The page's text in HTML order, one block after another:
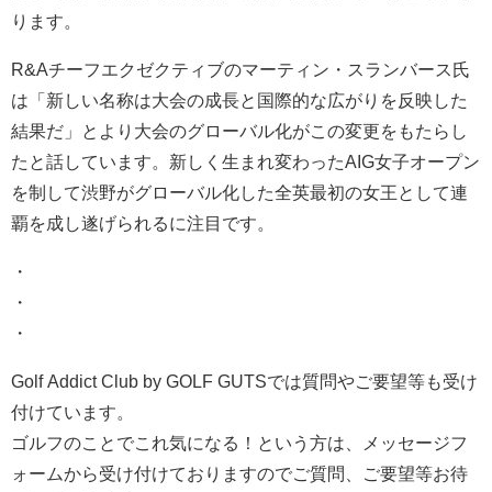
ります。
R&Aチーフエクゼクティブのマーティン・スランバース氏
は「新しい名称は大会の成長と国際的な広がりを反映した
結果だ」とより大会のグローバル化がこの変更をもたらし
たと話しています。新しく生まれ変わったAIG女子オープン
を制して渋野がグローバル化した全英最初の女王として連
覇を成し遂げられるに注目です。
・
・
・
Golf Addict Club by GOLF GUTSでは質問やご要望等も受け
付けています。
ゴルフのことでこれ気になる！という方は、メッセージフ
ォームから受け付けておりますのでご質問、ご要望等お待